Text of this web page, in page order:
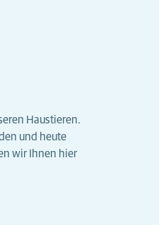
Haustieren.
und heute
wir Ihnen hier